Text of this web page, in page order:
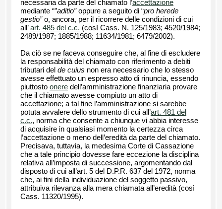
necessaria da parte del chiamato l’accettazione
mediante “”aditio”oppure a seguito di “pro herede
gestio”o, ancora, per il ricorrere delle condizioni di cui
all’art. 485 del c.c. (così Cass. N. 125/1983; 4520/1984;
2489/1987; 1885/1988; 11634/1981; 6479/2002).
Da ciò se ne faceva conseguire che, al fine di escludere
la responsabilità del chiamato con riferimento a debiti
tributari del de cuius non era necessario che lo stesso
avesse effettuato un espresso atto di rinuncia, essendo
piuttosto onere dell’amministrazione finanziaria provare
che il chiamato avesse compiuto un atto di
accettazione; a tal fine l’amministrazione si sarebbe
potuta avvalere dello strumento di cui all’art. 481 del
c.c., norma che consente a chiunque vi abbia interesse
di acquisire in qualsiasi momento la certezza circa
l’accettazione o meno dell’eredità da parte del chiamato.
Precisava, tuttavia, la medesima Corte di Cassazione
che a tale principio dovesse fare eccezione la disciplina
relativa all’imposta di successione, argomentando dal
disposto di cui all’art. 5 del D.P.R. 637 del 1972, norma
che, ai fini della individuazione del soggetto passivo,
attribuiva rilevanza alla mera chiamata all’eredità (così
Cass. 11320/1995).